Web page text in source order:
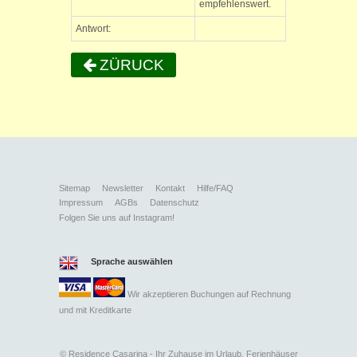
empfehlenswert.
Antwort:
ZÜRUCK
Sitemap Newsletter Kontakt
Hilfe/FAQ
Impressum
AGBs
Datenschutz
Folgen Sie uns auf Instagram!
Sprache auswählen
Wir akzeptieren Buchungen auf Rechnung
und mit Kreditkarte
©Residence Casarina - Ihr Zuhause im Urlaub. Ferienhäuser